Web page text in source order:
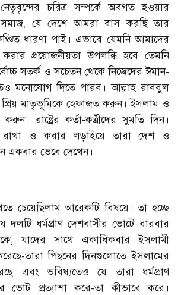
চরিত্র সম্পর্কে অবগত হওয়ার
যে দেশে আমরা বাস করছি তার
ধারণা পাই। এভাবে যেমনি আমাদের
করার প্রয়োজনীয়তা উপলব্ধি হবে তেমনি
সতর্ক ও সচেতন থেকে নিজেদের ঈমান-
মনোযোগ দিতে পারব। আল্লাহ রাববুল
মাতৃভূমিকে হেফাজত করুন। ইসলাম ও
রাষ্ট্রের কর্তা-কর্ত্রীদের সুমতি দিন।
রাখা ও করার লড়াইয়ে তারা দেশ ও
একবার ভেবে দেখেন।
চেয়েছিলাম আরেকটি বিষয়ে। তা হচ্ছে
দলটি ধর্মপ্রাণ দেশবাসীর ভোটে বারবার
যাদের সাথে একাধিকবার ইসলামী
তারা পিছনের দিনগুলোতে ইসলামের
এবং ভবিষ্যতেও যে তারা ধর্মপ্রাণ
ভোট প্রত্যাশা করে-তা কীভাবে করে।